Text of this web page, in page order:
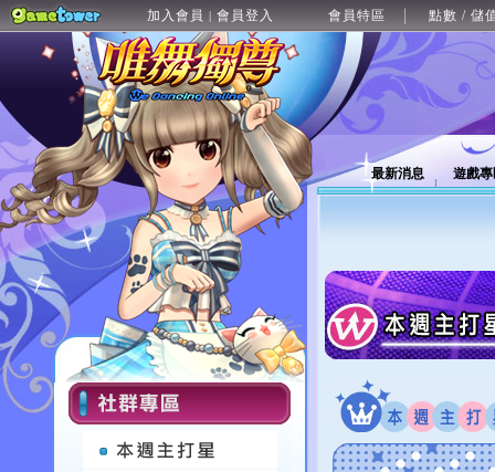
加入會員 | 會員登入 會員特區 點數 / 儲
最新消息 遊戲